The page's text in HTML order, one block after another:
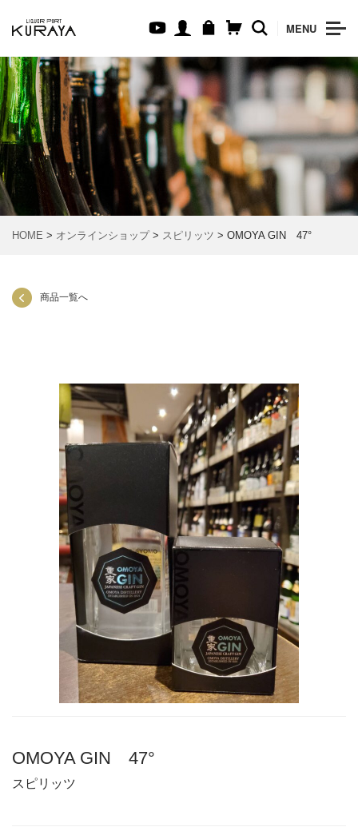
MENU
HOME > オンラインショップ> スピリッツ > OMOYA GIN 47°
商品一覧へ
OMOYA GIN 47°
スピリッツ